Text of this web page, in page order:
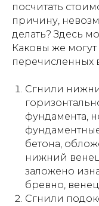
посчитать
причину,
делать? Здесь
Каковы же
перечисленных
Сгнили
фундамента,
бетона,
нижний
заложено
бревно, венец
Сгнили